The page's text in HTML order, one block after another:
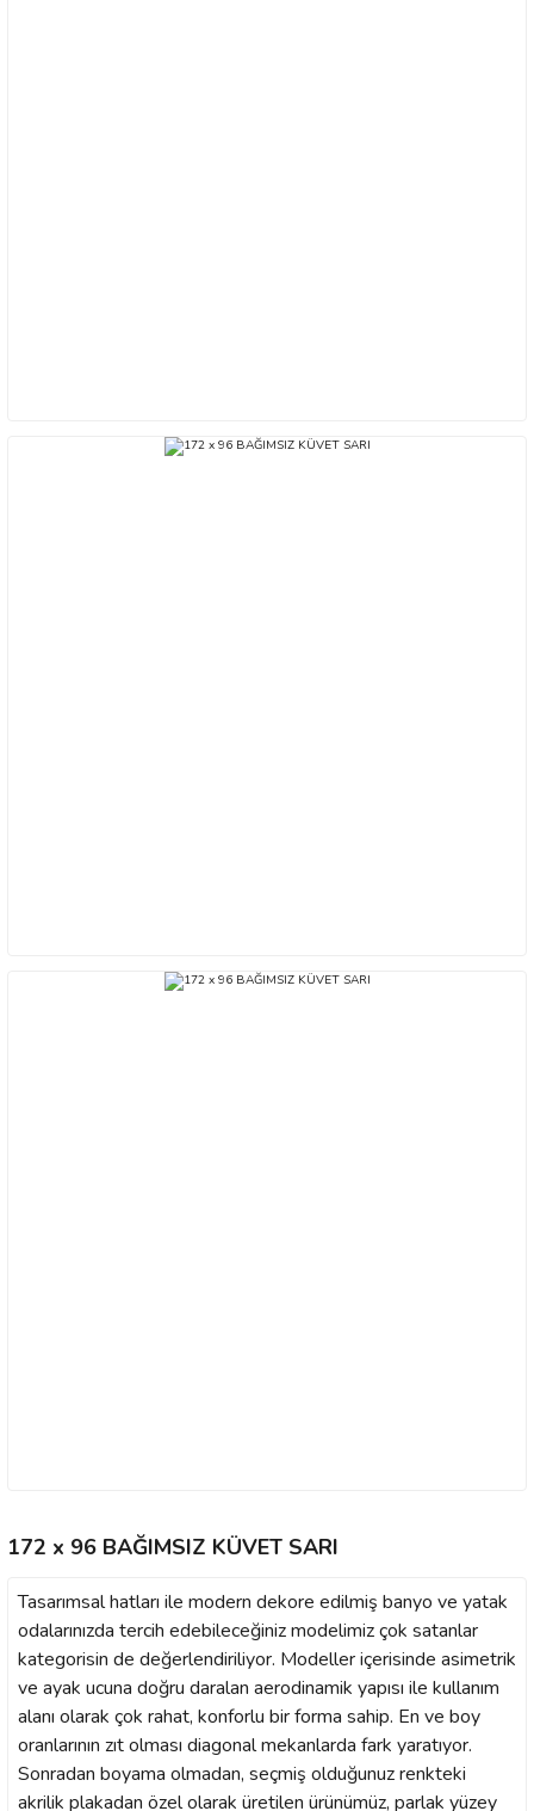
172 x 96 BAĞIMSIZ KÜVET SARI
Tasarımsal hatları ile modern dekore edilmiş banyo ve yatak
odalarınızda tercih edebileceğiniz modelimiz çok satanlar
kategorisin de değerlendiriliyor. Modeller içerisinde asimetrik
ve ayak ucuna doğru daralan aerodinamik yapısı ile kullanım
alanı olarak çok rahat, konforlu bir forma sahip. En ve boy
oranlarının zıt olması diagonal mekanlarda fark yaratıyor.
Sonradan boyama olmadan, seçmiş olduğunuz renkteki
akrilik plakadan özel olarak üretilen ürünümüz, parlak yüzey